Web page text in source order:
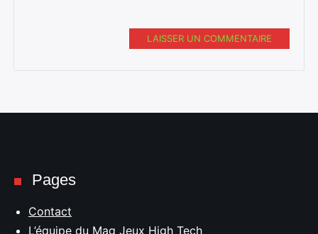
LAISSER UN COMMENTAIRE
Pages
Contact
L’équipe du Mag Jeux High Tech